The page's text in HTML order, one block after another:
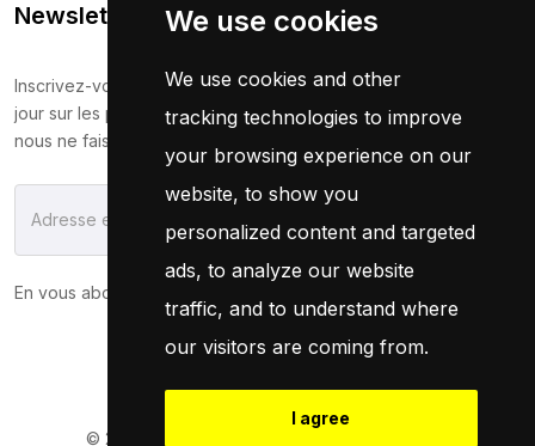
We use cookies
We use cookies and other
tracking technologies to improve
your browsing experience on our
website, to show you
personalized content and targeted
ads, to analyze our website
traffic, and to understand where
our visitors are coming from.
I agree
Newsletter
Inscrivez-vous maintenant pour recevoir les dernières mises à
jour sur les promotions et les coupons. Ne vous inquiétez pas,
nous ne faisons pas de spam !
S'Abonner
En vous abonnant, vous acceptez notre
© 2026